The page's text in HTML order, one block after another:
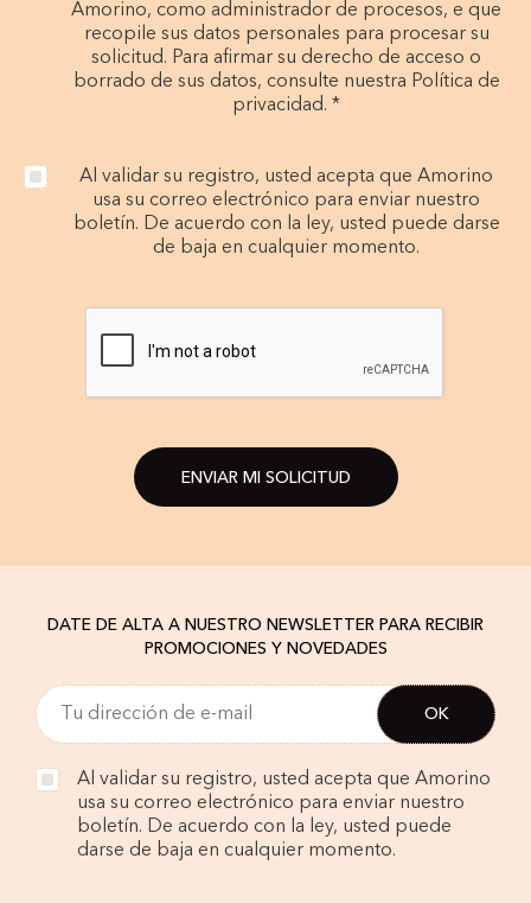
Amorino, como administrador de procesos, e que
recopile sus datos personales para procesar su
solicitud. Para afirmar su derecho de acceso o
borrado de sus datos, consulte nuestra Política de
privacidad. *
Al validar su registro, usted acepta que Amorino
usa su correo electrónico para enviar nuestro
boletín. De acuerdo con la ley, usted puede darse
de baja en cualquier momento.
ENVIAR MI SOLICITUD
DATE DE ALTA A NUESTRO NEWSLETTER PARA RECIBIR
PROMOCIONES Y NOVEDADES
Al validar su registro, usted acepta que Amorino
usa su correo electrónico para enviar nuestro
boletín. De acuerdo con la ley, usted puede
darse de baja en cualquier momento.